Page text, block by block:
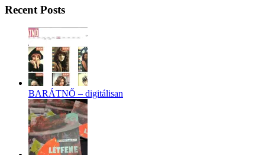
Recent Posts
BARÁTNŐ – digitálisan